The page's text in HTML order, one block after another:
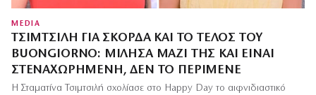
MEDIA
ΤΣΙΜΤΣΙΛΉ ΓΙΑ ΣΚΟΡΔΆ ΚΑΙ ΤΟ ΤΈΛΟΣ ΤΟΥ
BUONGIORNO: ΜΊΛΗΣΑ ΜΑΖΊ ΤΗΣ ΚΑΙ ΕΊΝΑΙ
ΣΤΕΝΑΧΩΡΗΜΈΝΗ, ΔΕΝ ΤΟ ΠΕΡΊΜΕΝΕ
Η Σταματίνα Τσιμτσιλή σχολίασε στο Happy Day το αιφνιδιαστικό